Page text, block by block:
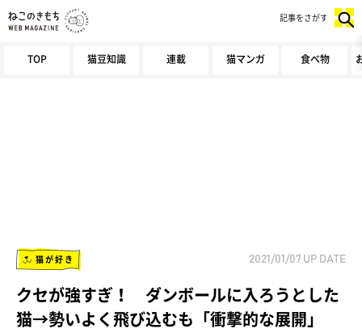
TOP 猫豆知識 連載 猫マンガ 食べ物
記事をさがす
猫が好き 2021/01/07 UP DATE
クセが強すぎ！ ダンボールに入ろうとした
猫→勢いよく飛び込むも「衝撃的な展開」